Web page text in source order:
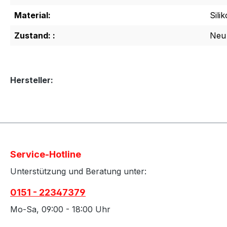
Material:
Zustand: :
Neu
Hersteller:
Service-Hotline
Unterstützung und Beratung unter:
0151 - 22347379
Mo-Sa, 09:00 - 18:00 Uhr